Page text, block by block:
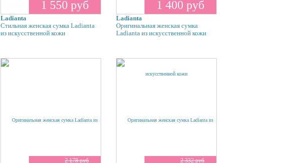
1 550 руб
Ladianta
Стильная женская сумка Ladianta
из искусственной кожи
1 400 руб
Ladianta
Оригинальная женская сумка
Ladianta из искусственной кожи
2 178 руб 2 332 руб